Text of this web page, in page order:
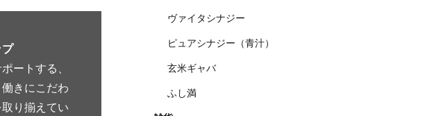
プ
ートする、
きにこだわ
り揃えてい
ヴァイタシナジー
ピュアシナジー（青汁）
玄米ギャバ
ふし満